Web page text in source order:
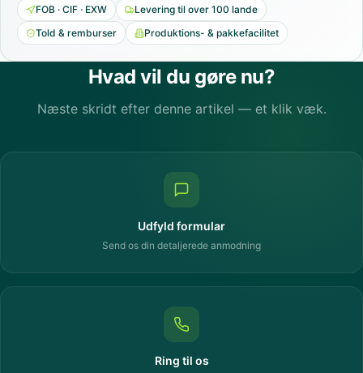
FOB · CIF · EXW
Levering til over 100 lande
Told & remburser
Produktions- & pakkefacilitet
Hvad vil du gøre nu?
Næste skridt efter denne artikel — et klik væk.
Udfyld formular
Send os din detaljerede anmodning
Ring til os